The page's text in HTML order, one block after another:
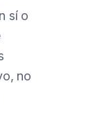
sí o
no